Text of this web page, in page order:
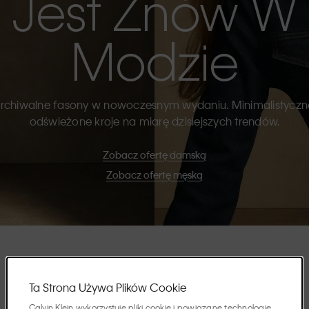
Modzie
fasony w nowoczesnym wydaniu.
odświeżone kroje na miarę dzisiejszych trendów.
Zobacz ofertę damską
Zobacz ofertę męską
Wyróżnione
Ta Strona Używa Plików Cookie
Calvin Klein wykorzystuje pliki cookie i powiązane technologie